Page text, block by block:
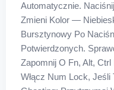
Automatycznie.
Zmieni Kolor —
Bursztynowy Po
Potwierdzonych.
Zapomnij O Fn, Alt,
Włącz Num Lock,